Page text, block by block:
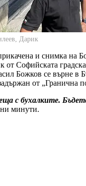
Дарик
и снимка на
от Софийската
Божков се върне в
от „Гранична
с бухалките.
минути.